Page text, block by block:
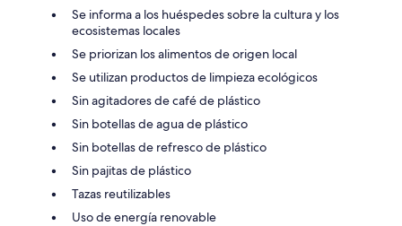
Se informa a los huéspedes sobre la cultura y los
ecosistemas locales
Se priorizan los alimentos de origen local
Se utilizan productos de limpieza ecológicos
Sin agitadores de café de plástico
Sin botellas de agua de plástico
Sin botellas de refresco de plástico
Sin pajitas de plástico
Tazas reutilizables
Uso de energía renovable